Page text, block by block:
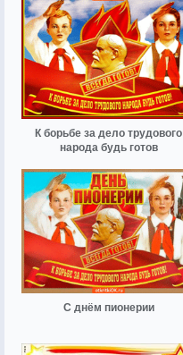
К борьбе за дело трудового
народа будь готов
С днём пионерии